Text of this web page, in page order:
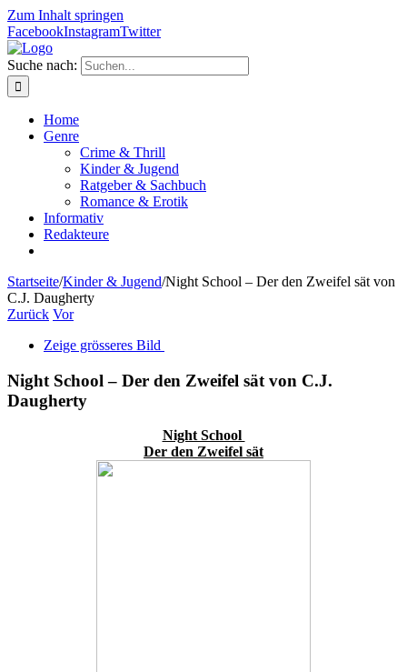
Zum Inhalt springen
FacebookInstagramTwitter
Suche nach:
Home
Genre
Crime & Thrill
Kinder & Jugend
Ratgeber & Sachbuch
Romance & Erotik
Informativ
Redakteure
Startseite/Kinder & Jugend/Night School – Der den Zweifel sät von
C.J. Daugherty
Zurück Vor
Zeige grösseres Bild
Night School – Der den Zweifel sät von C.J.
Daugherty
Night School
Der den Zweifel sät